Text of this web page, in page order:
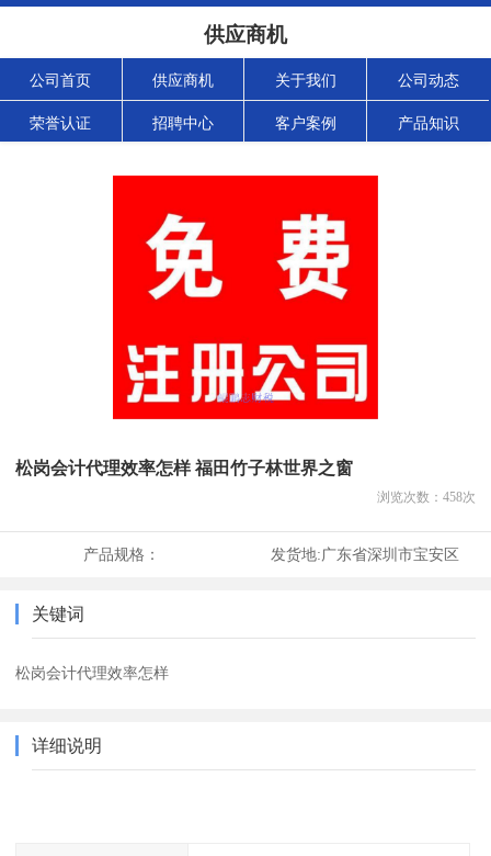
供应商机
公司首页 供应商机 关于我们 公司动态
荣誉认证 招聘中心 客户案例 产品知识
松岗会计代理效率怎样 福田竹子林世界之窗
浏览次数： 458次
产品规格： 发货地:广东省深圳市宝安区
关键词
松岗会计代理效率怎样
详细说明